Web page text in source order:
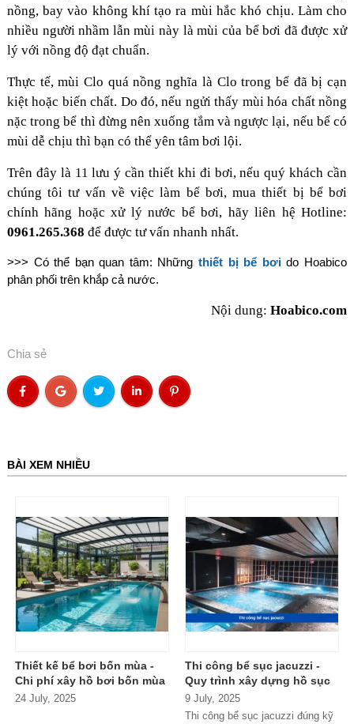
nồng, bay vào không khí tạo ra mùi hắc khó chịu. Làm cho
nhiều người nhầm lẫn mùi này là mùi của bể bơi đã được xử
lý với nồng độ đạt chuẩn.
Thực tế, mùi Clo quá nồng nghĩa là Clo trong bể đã bị cạn
kiệt hoặc biến chất. Do đó, nếu ngửi thấy mùi hóa chất nồng
nặc trong bể thì đừng nên xuống tắm và ngược lại, nếu bể có
mùi dễ chịu thì bạn có thể yên tâm bơi lội.
Trên đây là 11 lưu ý cần thiết khi đi bơi, nếu quý khách cần
chúng tôi tư vấn về việc làm bể bơi, mua thiết bị bể bơi
chính hãng hoặc xử lý nước bể bơi, hãy liên hệHotline:
0961.265.368 để được tư vấn nhanh nhất.
>>> Có thể bạn quan tâm: Nhữngthiết bị bể bơido Hoabico
phân phối trên khắp cả nước.
Nội dung:Hoabico.com
Chia sẻ
BÀI XEM NHIỀU
Thiết kế bể bơi bốn mùa -
Chi phí xây hồ bơi bốn mùa
24 July, 2025
Thi công bể sục jacuzzi -
Quy trình xây dựng hồ sục
massage
9 July, 2025
Thi công bể sục jacuzzi đúng kỹ